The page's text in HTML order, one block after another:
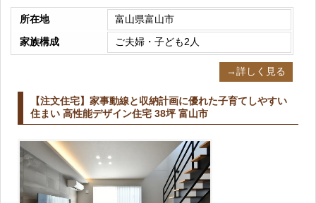
所在地
富山県富山市
家族構成
ご夫婦・子ども2人
→詳しく見る
【注文住宅】家事動線と収納計画に優れた子育てしやすい
住まい 高性能デザイン住宅 38坪 富山市